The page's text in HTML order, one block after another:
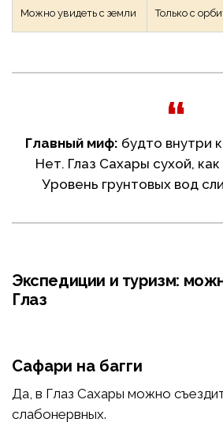
Можно увидеть с земли Только с
Главный миф: будто внутри
Нет. Глаз Сахары сухой,
Уровень грунтовых вод
Экспедиции и туризм:
Глаз
Сафари на багги
Да, в Глаз Сахары можно
слабонервных.